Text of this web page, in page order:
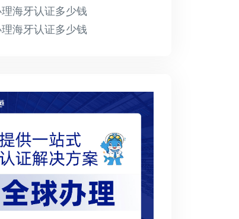
理海牙认证多少钱
理海牙认证多少钱